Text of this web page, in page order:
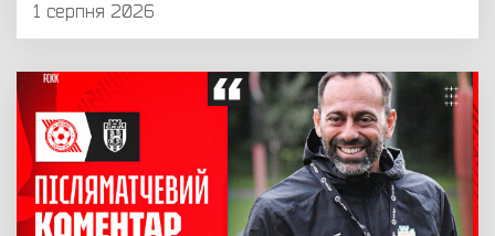
1 серпня 2026